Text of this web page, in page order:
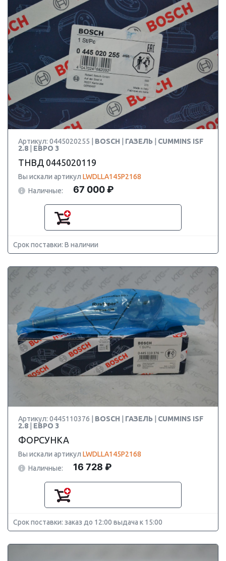
Артикул: 0445020255 | BOSCH ГАЗЕЛЬ
CUMMINS ISF
2.8
ЕВРО 3
ТНВД 0445020119
Вы искали артикул LWDLLA145P2168
Наличные:
67 000 ₽
Срок поставки: В наличии
Артикул: 0445110376 | BOSCH ГАЗЕЛЬ
CUMMINS ISF
2.8
ЕВРО 3
ФОРСУНКА
Вы искали артикул LWDLLA145P2168
Наличные:
16 728 ₽
Срок поставки: заказ до 12:00 выдача к 15:00